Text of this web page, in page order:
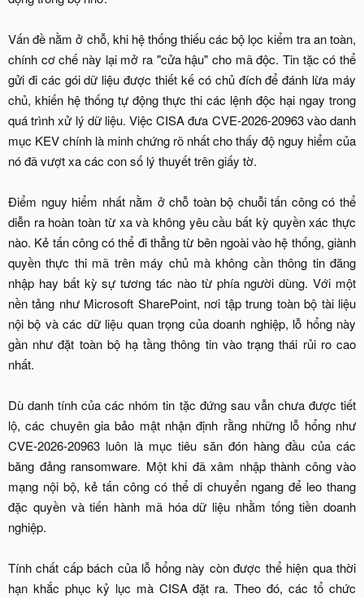
Vấn đề nằm ở chỗ, khi hệ thống thiếu các bộ lọc kiểm tra an toàn,
chính cơ chế này lại mở ra "cửa hậu" cho mã độc. Tin tặc có thể
gửi đi các gói dữ liệu được thiết kế có chủ đích để đánh lừa máy
chủ, khiến hệ thống tự động thực thi các lệnh độc hại ngay trong
quá trình xử lý dữ liệu. Việc CISA đưa CVE-2026-20963 vào danh
mục KEV chính là minh chứng rõ nhất cho thấy độ nguy hiểm của
nó đã vượt xa các con số lý thuyết trên giấy tờ.
Điểm nguy hiểm nhất nằm ở chỗ toàn bộ chuỗi tấn công có thể
diễn ra hoàn toàn từ xa và không yêu cầu bất kỳ quyền xác thực
nào. Kẻ tấn công có thể đi thẳng từ bên ngoài vào hệ thống, giành
quyền thực thi mã trên máy chủ mà không cần thông tin đăng
nhập hay bất kỳ sự tương tác nào từ phía người dùng. Với một
nền tảng như Microsoft SharePoint, nơi tập trung toàn bộ tài liệu
nội bộ và các dữ liệu quan trọng của doanh nghiệp, lỗ hổng này
gần như đặt toàn bộ hạ tầng thông tin vào trạng thái rủi ro cao
nhất.
Dù danh tính của các nhóm tin tặc đứng sau vẫn chưa được tiết
lộ, các chuyên gia bảo mật nhận định rằng những lỗ hổng như
CVE-2026-20963 luôn là mục tiêu săn đón hàng đầu của các
băng đảng ransomware. Một khi đã xâm nhập thành công vào
mạng nội bộ, kẻ tấn công có thể di chuyển ngang để leo thang
đặc quyền và tiến hành mã hóa dữ liệu nhằm tống tiền doanh
nghiệp.
Tính chất cấp bách của lỗ hổng này còn được thể hiện qua thời
hạn khắc phục kỷ lục mà CISA đặt ra. Theo đó, các tổ chức